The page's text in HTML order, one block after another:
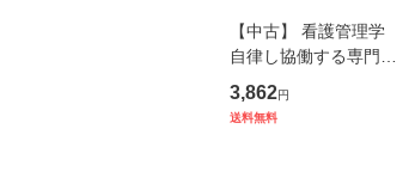
【中古】 看護管理学
自律し協働する専門職
の看護マネジメントス
キル 改訂第3版 (看護
3,862円
送料無料